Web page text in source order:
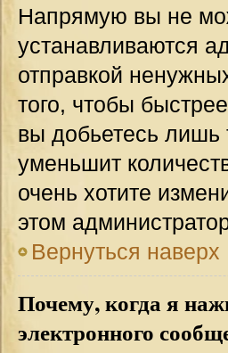
Напрямую вы не
устанавливаются
отправкой
того, чтобы
вы добьетесь лишь
уменьшит
очень хотите
этом
Вернуться наверх
Почему, когда я
электронного